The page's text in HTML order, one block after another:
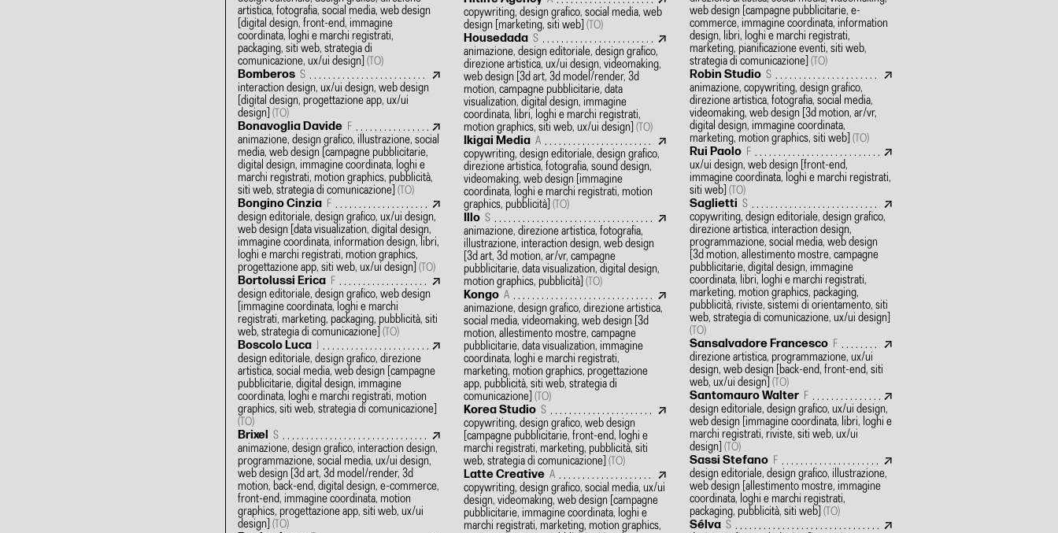
artistica, fotografia, social media, web design
[digital design, front-end, immagine
coordinata, loghi e marchi registrati,
packaging, siti web, strategia di
comunicazione, ux/ui design] (TO)
Bomberos S
interaction design, ux/ui design, web design
[digital design, progettazione app, ux/ui
design] (TO)
Bonavoglia Davide F
animazione, design grafico, illustrazione, social
media, web design [campagne pubblicitarie,
digital design, immagine coordinata, loghi e
marchi registrati, motion graphics, pubblicità,
siti web, strategia di comunicazione] (TO)
Bongino Cinzia F
design editoriale, design grafico, ux/ui design,
web design [data visualization, digital design,
immagine coordinata, information design, libri,
loghi e marchi registrati, motion graphics,
progettazione app, siti web, ux/ui design] (TO)
Bortolussi Erica F
design editoriale, design grafico, web design
[immagine coordinata, loghi e marchi
registrati, marketing, packaging, pubblicità, siti
web, strategia di comunicazione] (TO)
Boscolo Luca J
design editoriale, design grafico, direzione
artistica, social media, web design [campagne
pubblicitarie, digital design, immagine
coordinata, loghi e marchi registrati, motion
graphics, siti web, strategia di comunicazione]
(TO)
Brixel S
animazione, design grafico, interaction design,
programmazione, social media, ux/ui design,
web design [3d art, 3d model/render, 3d
motion, back-end, digital design, e-commerce,
front-end, immagine coordinata, motion
graphics, progettazione app, siti web, ux/ui
design] (TO)
copywriting, design grafico, social media, web
design [marketing, siti web] (TO)
Housedada S
animazione, design editoriale, design grafico,
direzione artistica, ux/ui design, videomaking,
web design [3d art, 3d model/render, 3d
motion, campagne pubblicitarie, data
visualization, digital design, immagine
coordinata, libri, loghi e marchi registrati,
motion graphics, siti web, ux/ui design] (TO)
Ikigai Media A
copywriting, design editoriale, design grafico,
direzione artistica, fotografia, sound design,
videomaking, web design [immagine
coordinata, loghi e marchi registrati, motion
graphics, pubblicità] (TO)
Illo S
animazione, direzione artistica, fotografia,
illustrazione, interaction design, web design
[3d art, 3d motion, ar/vr, campagne
pubblicitarie, data visualization, digital design,
motion graphics, pubblicità] (TO)
Kongo A
animazione, design grafico, direzione artistica,
social media, videomaking, web design [3d
motion, allestimento mostre, campagne
pubblicitarie, data visualization, immagine
coordinata, loghi e marchi registrati,
marketing, motion graphics, progettazione
app, pubblicità, siti web, strategia di
comunicazione] (TO)
Korea Studio S
copywriting, design grafico, web design
[campagne pubblicitarie, front-end, loghi e
marchi registrati, marketing, pubblicità, siti
web, strategia di comunicazione] (TO)
Latte Creative A
copywriting, design grafico, social media, ux/ui
design, videomaking, web design [campagne
pubblicitarie, immagine coordinata, loghi e
marchi registrati, marketing, motion graphics,
web design [campagne pubblicitarie, e-
commerce, immagine coordinata, information
design, libri, loghi e marchi registrati,
marketing, pianificazione eventi, siti web,
strategia di comunicazione] (TO)
Robin Studio S
animazione, copywriting, design grafico,
direzione artistica, fotografia, social media,
videomaking, web design [3d motion, ar/vr,
digital design, immagine coordinata,
marketing, motion graphics, siti web] (TO)
Rui Paolo F
ux/ui design, web design [front-end,
immagine coordinata, loghi e marchi registrati,
siti web] (TO)
Saglietti S
copywriting, design editoriale, design grafico,
direzione artistica, interaction design,
programmazione, social media, web design
[3d motion, allestimento mostre, campagne
pubblicitarie, digital design, immagine
coordinata, libri, loghi e marchi registrati,
marketing, motion graphics, packaging,
pubblicità, riviste, sistemi di orientamento, siti
web, strategia di comunicazione, ux/ui design]
(TO)
Sansalvadore Francesco F
direzione artistica, programmazione, ux/ui
design, web design [back-end, front-end, siti
web, ux/ui design] (TO)
Santomauro Walter F
design editoriale, design grafico, ux/ui design,
web design [immagine coordinata, libri, loghi e
marchi registrati, riviste, siti web, ux/ui
design] (TO)
Sassi Stefano F
design editoriale, design grafico, illustrazione,
web design [allestimento mostre, immagine
coordinata, loghi e marchi registrati,
packaging, pubblicità, siti web] (TO)
Sélva S